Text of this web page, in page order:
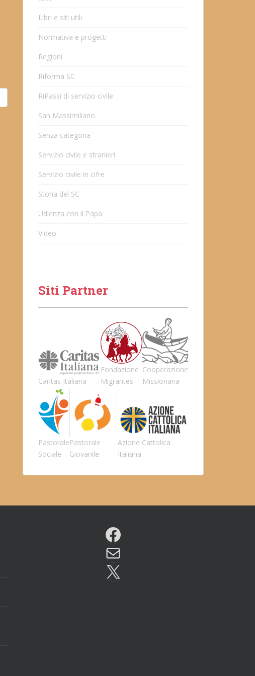
Libri e siti utili
Normativa e progetti
Regioni
Riforma SC
RiPassi di servizio civile
San Massimiliano
Senza categoria
Servizio civile e stranieri
Servizio civile in cifre
Storia del SC
Udienza con il Papa
Video
Siti Partner
Caritas Italiana
Fondazione
Migrantes
Cooperazione
Missionaria
Pastorale
Sociale
Pastorale
Giovanile
Azione Cattolica
Italiana
Facebook
Email
X